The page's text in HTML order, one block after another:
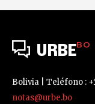
URBEBO
Bolivia | Teléfono :
notas@urbe.bo